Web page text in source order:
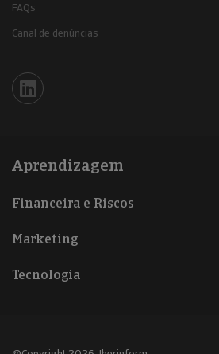
FAQs
Canal de denúncias
Iberinform en Linkedin
Aprendizagem
Financeira e Riscos
Marketing
Tecnologia